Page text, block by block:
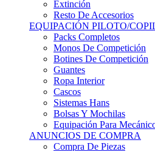
Extinción
Resto De Accesorios
EQUIPACIÓN PILOTO/
Packs Completos
Monos De Competición
Botines De Competición
Guantes
Ropa Interior
Cascos
Sistemas Hans
Bolsas Y Mochilas
Equipación Para
ANUNCIOS DE COMPRA
Compra De Piezas